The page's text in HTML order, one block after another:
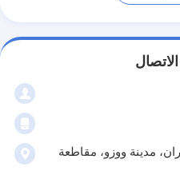
للطيران، مدينة ووزو، مقاطعة